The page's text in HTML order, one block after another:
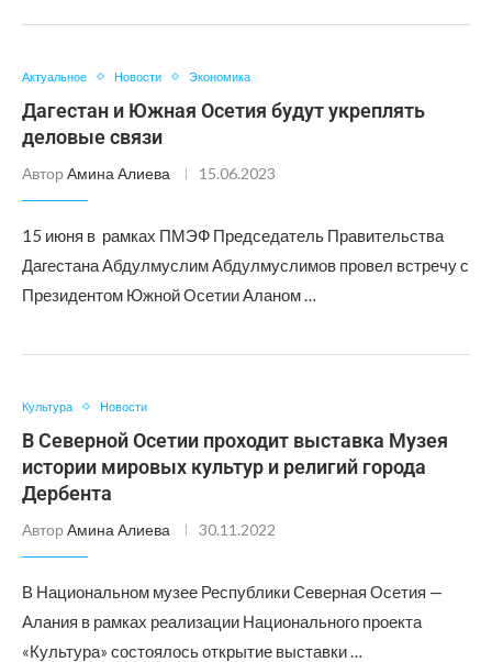
Актуальное Новости Экономика
Дагестан и Южная Осетия будут укреплять
деловые связи
Автор Амина Алиева 15.06.2023
15 июня в рамках ПМЭФ Председатель Правительства
Дагестана Абдулмуслим Абдулмуслимов провел встречу с
Президентом Южной Осетии Аланом …
Культура Новости
В Северной Осетии проходит выставка Музея
истории мировых культур и религий города
Дербента
Автор Амина Алиева 30.11.2022
В Национальном музее Республики Северная Осетия —
Алания в рамках реализации Национального проекта
«Культура» состоялось открытие выставки …